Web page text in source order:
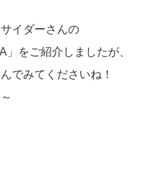
イダーさんの
」をご紹介しましたが、
でみてくださいね！